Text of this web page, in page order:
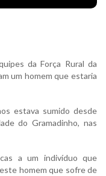
da Força Rural da
um homem que estaria
estava sumido desde
do Gramadinho, nas
a um indivíduo que
homem que sofre de